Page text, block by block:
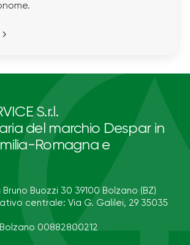
S.r.l.
del marchio Despar in
Romagna e
Buozzi 30 39100 Bolzano (BZ)
centrale: Via G. Galilei, 29 35035
00882800212